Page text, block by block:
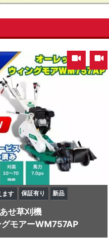
ます 保証有り 新品
あせ草刈機
グモアーWM757AP